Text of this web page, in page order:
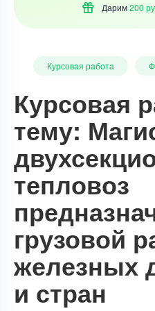
Дарим200
Курсовая работа
Курсовая
тему:
тепловоз
грузовой
железных
и стран